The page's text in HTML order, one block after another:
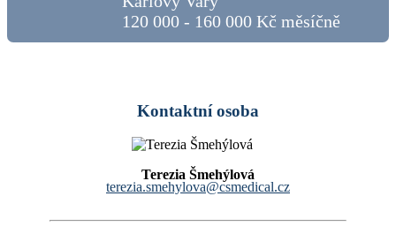
120 000 - 160 000 Kč měsíčně
Kontaktní osoba
Terezia Šmehýlová
terezia.smehylova@csmedical.cz